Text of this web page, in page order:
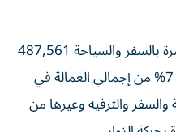
وبلغ عدد الوظائف المرتبطة مباشرة بالسفر والسياحة 487,561
وظيفة خلال العام الماضي، تمثل 7% من إجمالي العمالة في
والترفيه وغيرها من